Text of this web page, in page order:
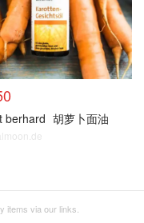
berhard 胡萝卜面油
items via our links.